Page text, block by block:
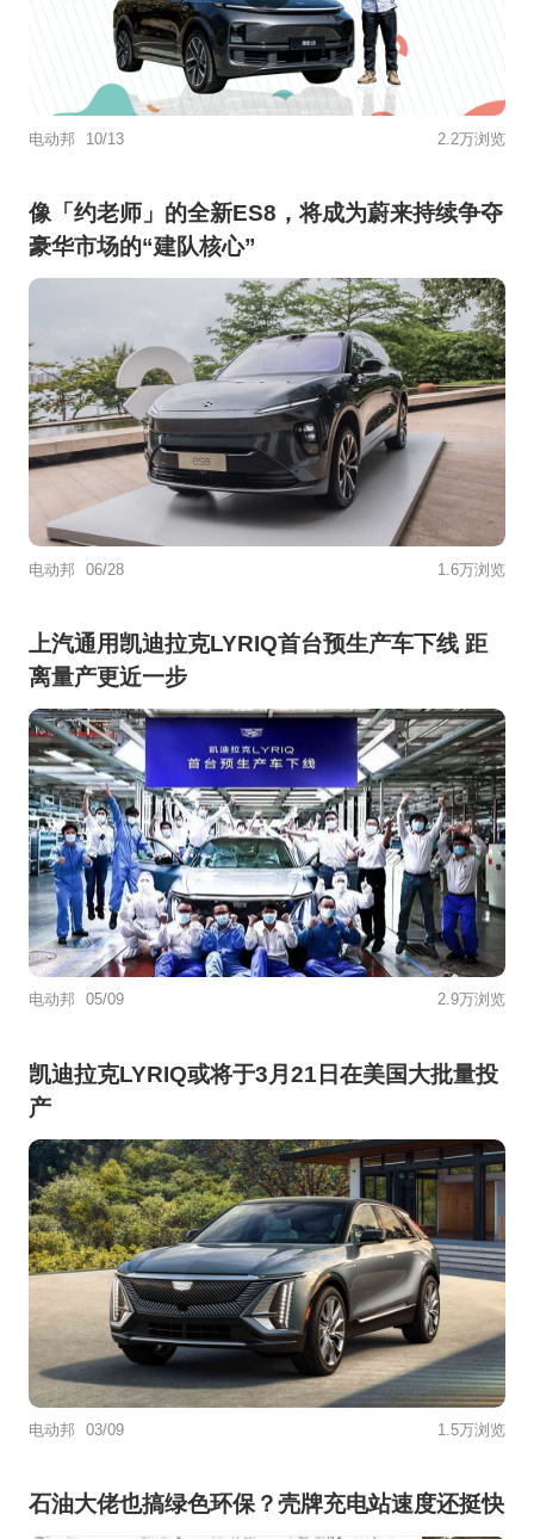
电动邦 10/13 2.2万浏览
像「约老师」的全新ES8，将成为蔚来持续争夺
豪华市场的“建队核心”
电动邦 06/28 1.6万浏览
上汽通用凯迪拉克LYRIQ首台预生产车下线 距
离量产更近一步
电动邦 05/09 2.9万浏览
凯迪拉克LYRIQ或将于3月21日在美国大批量投
产
电动邦 03/09 1.5万浏览
石油大佬也搞绿色环保？壳牌充电站速度还挺快